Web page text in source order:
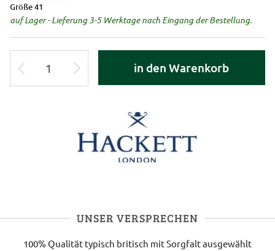
Größe 41
auf Lager - Lieferung 3-5 Werktage nach Eingang der Bestellung.
in den Warenkorb
UNSER VERSPRECHEN
100% Qualität typisch britisch mit Sorgfalt ausgewählt